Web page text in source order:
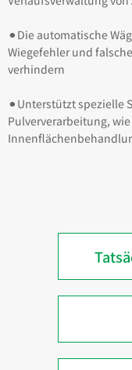
⚫︎Die automatische
Wiegefehler und
verhindern
⚫︎Unterstützt spezielle
Pulververarbeitung,